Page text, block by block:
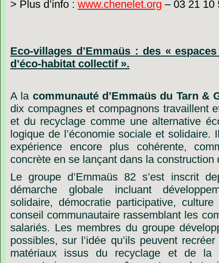
> Plus d’info : www.chenelet.org – 03 21 10
.
.
Eco-villages d’Emmaüs : des «espaces
d’éco-habitat collectif ».
.
A la communauté d’Emmaüs du Tarn &
dix compagnes et compagnons travaillent
et du recyclage comme une alternative
logique de l’économie sociale et solidaire.
expérience
encore plus cohérente,
concrète en se lançant dans la construction
Le groupe d’Emmaüs 82 s’est inscrit
démarche
globale incluant
solidaire, démocratie participative, culture
conseil communautaire rassemblant les
salariés. Les membres du groupe
possibles, sur l’idée qu’ils peuvent recréer
matériaux
issus du recyclage et de la